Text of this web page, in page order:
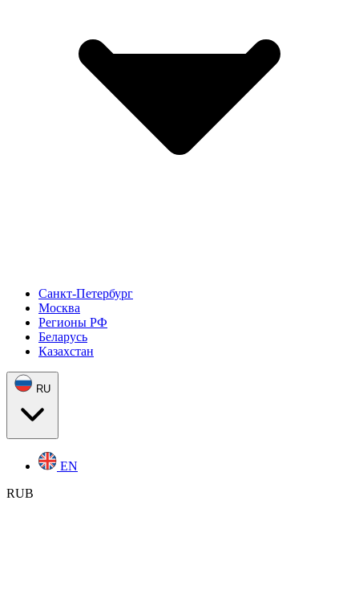
Санкт-Петербург
Москва
Регионы РФ
Беларусь
Казахстан
RU
EN
RUB